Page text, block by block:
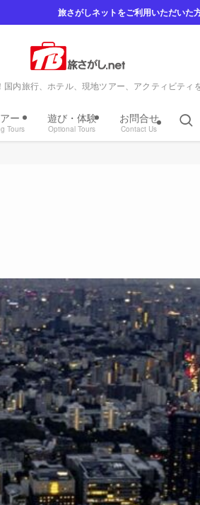
をご利用いただいた方は、お部屋さがしネット
内旅行、ホテル、現地ツアー、アクティビティ
ー
Tours
遊び・体験
Optional Tours
お問合せ
Contact Us